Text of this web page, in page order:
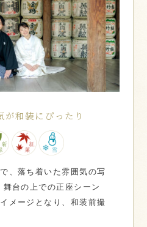
が和装にぴったり
、落ち着いた雰囲気の写
舞台の上での正座シーン
メージとなり、和装前撮